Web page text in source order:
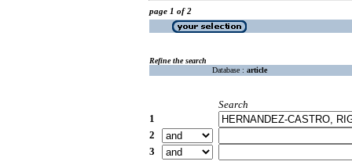
page 1 of 2
Refine the search
Database : article
Search
1
2
3